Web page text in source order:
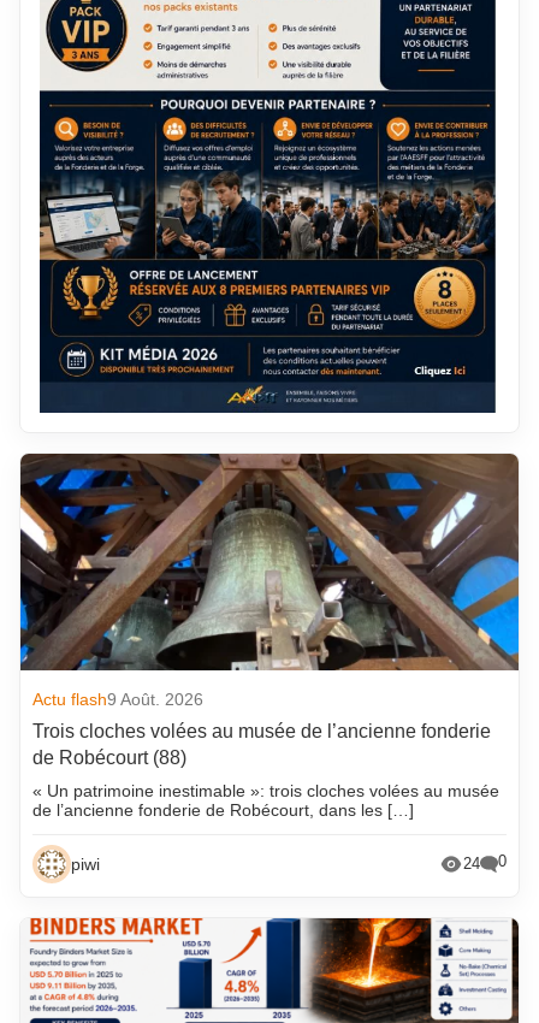
Actu flash9 Août. 2026
Trois cloches volées au musée de l’ancienne fonderie
de Robécourt (88)
« Un patrimoine inestimable »: trois cloches volées au musée
de l’ancienne fonderie de Robécourt, dans les […]
piwi 24 0